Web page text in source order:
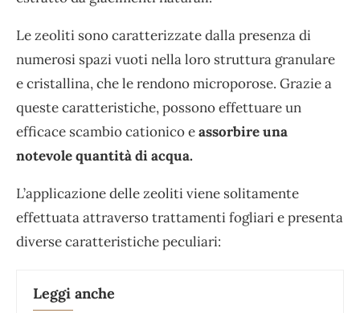
Le zeoliti sono caratterizzate dalla presenza di
numerosi spazi vuoti nella loro struttura granulare
e cristallina, che le rendono microporose. Grazie a
queste caratteristiche, possono effettuare un
efficace scambio cationico eassorbire una
notevole quantità di acqua.
L’applicazione delle zeoliti viene solitamente
effettuata attraverso trattamenti fogliari e presenta
diverse caratteristiche peculiari:
Leggi anche